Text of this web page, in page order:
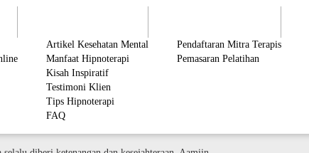
Artikel Kesehatan Mental
Manfaat Hipnoterapi
Kisah Inspiratif
Testimoni Klien
Tips Hipnoterapi
FAQ
Pendaftaran Mitra Terapis
Pemasaran Pelatihan